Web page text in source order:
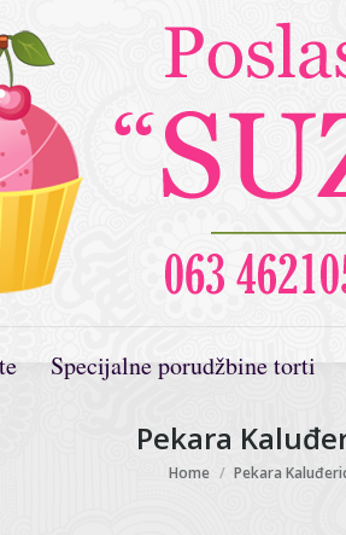
Specijalne porudžbine torti
Pekara
You are here:
Home Pekara